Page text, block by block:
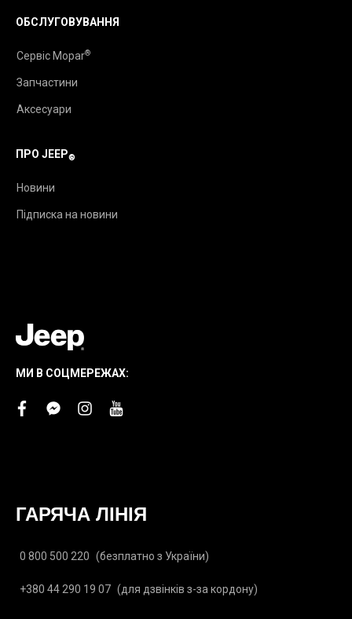
ОБСЛУГОВУВАННЯ
Сервіс Mopar®
Запчастини
Аксесуари
ПРО JEEP®
Новини
Підписка на новини
МИ В СОЦМЕРЕЖАХ:
facebookfacebook-
instagram
youtube
ГАРЯЧА ЛІНІЯ
0 800 500 220 (безплатно з України)
+380 44 290 19 07 (для дзвінків з-за кордону)